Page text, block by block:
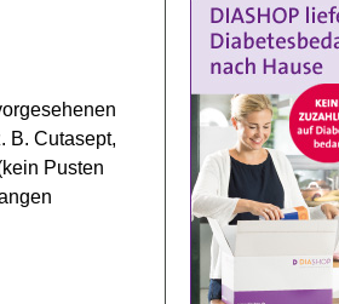
B. Cutasept,
Pusten